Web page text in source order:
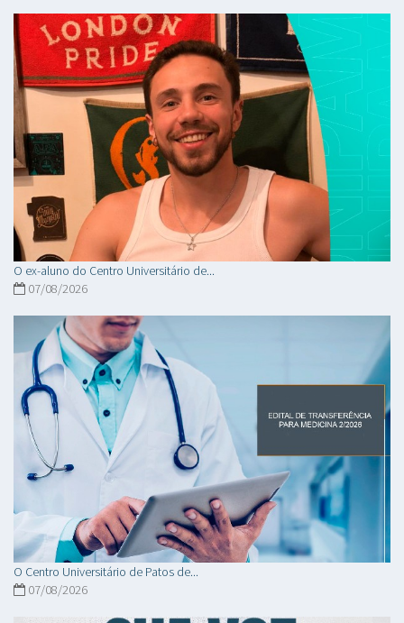
O ex-aluno do Centro Universitário de...
07/08/2026
O Centro Universitário de Patos de...
07/08/2026